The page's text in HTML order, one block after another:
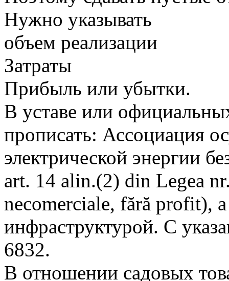
Нужно указывать
объем реализации
Затраты
Прибыль или убытки.
В уставе или
прописать: Ассоциация
электрической энергии
art. 14 alin.(2) din Legea
necomerciale, fără profit),
инфраструктурой. С
6832.
В отношении садовых